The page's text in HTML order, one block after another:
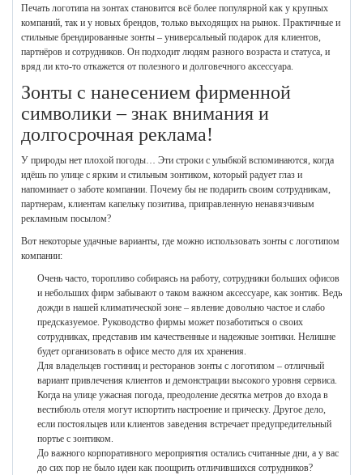
Печать логотипа на зонтах становится всё более популярной как у крупных
компаний, так и у новых брендов, только выходящих на рынок. Практичные и
стильные брендированные зонты – универсальный подарок для клиентов,
партнёров и сотрудников. Он подходит людям разного возраста и статуса, и
вряд ли кто-то откажется от полезного и долговечного аксессуара.
Зонты с нанесением фирменной
символики – знак внимания и
долгосрочная реклама!
У природы нет плохой погоды… Эти строки с улыбкой вспоминаются, когда
идёшь по улице с ярким и стильным зонтиком, который радует глаз и
напоминает о заботе компании. Почему бы не подарить своим сотрудникам,
партнерам, клиентам капельку позитива, приправленную ненавязчивым
рекламным посылом?
Вот некоторые удачные варианты, где можно использовать зонты с логотипом
компании:
Очень часто, торопливо собираясь на работу, сотрудники больших офисов
и небольших фирм забывают о таком важном аксессуаре, как зонтик. Ведь
дожди в нашей климатической зоне – явление довольно частое и слабо
предсказуемое. Руководство фирмы может позаботиться о своих
сотрудниках, представив им качественные и надежные зонтики. Нелишне
будет организовать в офисе место для их хранения.
Для владельцев гостиниц и ресторанов зонты с логотипом – отличный
вариант привлечения клиентов и демонстрации высокого уровня сервиса.
Когда на улице ужасная погода, преодоление десятка метров до входа в
вестибюль отеля могут испортить настроение и прическу. Другое дело,
если постояльцев или клиентов заведения встречает предупредительный
портье с зонтиком.
До важного корпоративного мероприятия остались считанные дни, а у вас
до сих пор не было идеи как поощрить отличившихся сотрудников?